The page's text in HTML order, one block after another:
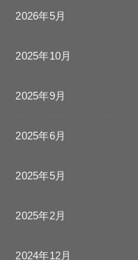
2026年5月
2025年10月
2025年9月
2025年6月
2025年5月
2025年2月
2024年12月